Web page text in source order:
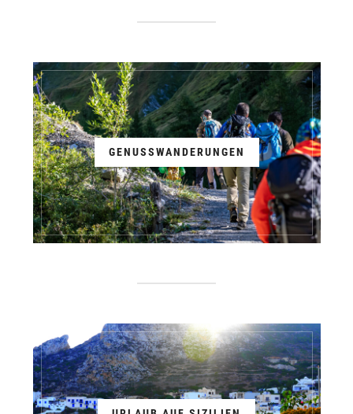
GENUSSWANDERUNGEN